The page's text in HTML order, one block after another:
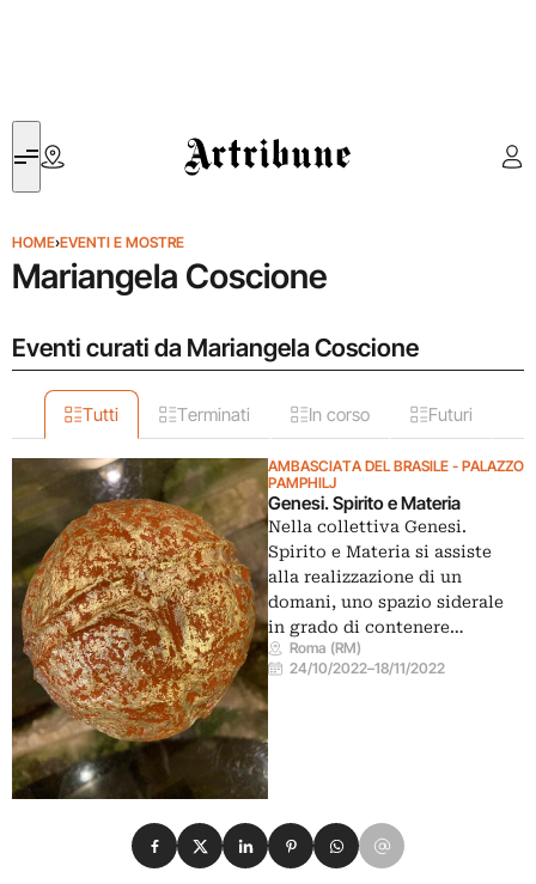
Artribune
HOME›EVENTI E MOSTRE
Mariangela Coscione
Eventi curati da Mariangela Coscione
Tutti Terminati In corso Futuri
AMBASCIATA DEL BRASILE - PALAZZO
PAMPHILJ
Genesi. Spirito e Materia
Nella collettiva Genesi.
Spirito e Materia si assiste
alla realizzazione di un
domani, uno spazio siderale
in grado di contenere…
Roma (RM)
24/10/2022–18/11/2022
Condividi su Facebook
Condividi su X
Condividi su LinkedIn
Condividi su Pinterest
Condividi su WhatsApp
Condividi su Email